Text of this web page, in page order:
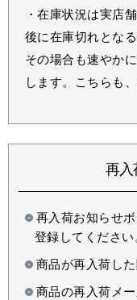
・在庫状況は実店
後に在庫切れとな
その場合も速やか
します。こちらも
再入
再入荷お知らせ
登録してください
商品が再入荷し
商品の再入荷メ